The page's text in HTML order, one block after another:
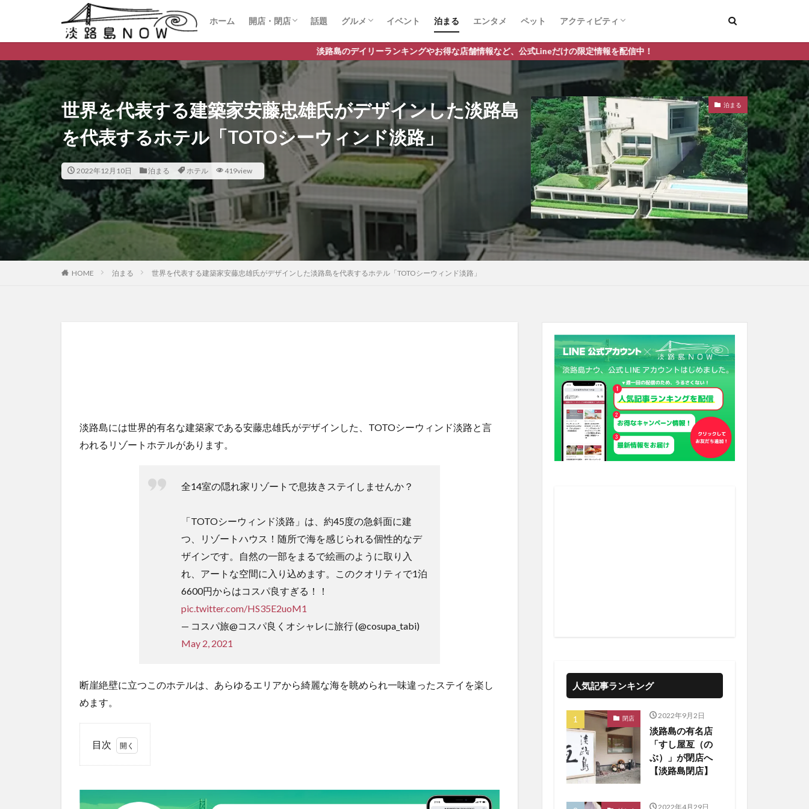
ホーム 開店・閉店 話題 グルメ
スイーツ
ランチ
ラーメン
イベント 泊まる エンタメ ペット アクティビティ
デートスポット
釣り
淡路島のデイリーランキングやお得な店舗情報など、公式Lineだけの限定情報を配信中！
世界を代表する建築家安藤忠雄氏がデザインした淡路島
を代表するホテル「TOTOシーウィンド淡路」
2022年12月10日 泊まる ホテル 419view
泊まる
HOME 泊まる 世界を代表する建築家安藤忠雄氏がデザインした淡路島を代表するホテル「TOTOシーウィンド淡路」
淡路島には世界的有名な建築家である安藤忠雄氏がデザインした、TOTOシーウィンド淡路と言
われるリゾートホテルがあります。
全14室の隠れ家リゾートで息抜きステイしませんか？
「TOTOシーウィンド淡路」は、約45度の急斜面に建
つ、リゾートハウス！随所で海を感じられる個性的なデ
ザインです。自然の一部をまるで絵画のように取り入
れ、アートな空間に入り込めます。このクオリティで1泊
6600円からはコスパ良すぎる！！
pic.twitter.com/HS35E2uoM1
— コスパ旅@コスパ良くオシャレに旅行 (@cosupa_tabi)
May 2, 2021
断崖絶壁に立つこのホテルは、あらゆるエリアから綺麗な海を眺められ一味違ったステイを楽し
めます。
目次
シーウ
ィンド
人気記事ランキング
閉店 2022年9月2日
淡路島の有名店
「すし屋亙（の
ぶ）」が閉店へ
【淡路島閉店】
2022年4月29日